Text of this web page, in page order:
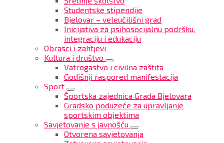
Studentske stipendije
Bjelovar – veleučilišni grad
Inicijativa za psihosocijalnu podršku,
integraciju i edukaciju
Obrasci i zahtjevi
Kultura i društvo
Vatrogastvo i civilna zaštita
Godišnji raspored manifestacija
Sport
Športska zajednica Grada Bjelovara
Gradsko poduzeće za upravljanje
sportskim objektima
Savjetovanje s javnošću
Otvorena savjetovanja